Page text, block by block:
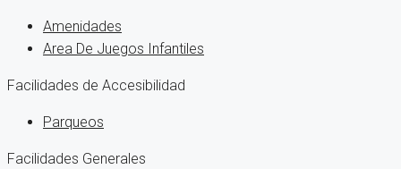
Amenidades
Area De Juegos Infantiles
Facilidades de Accesibilidad
Parqueos
Facilidades Generales